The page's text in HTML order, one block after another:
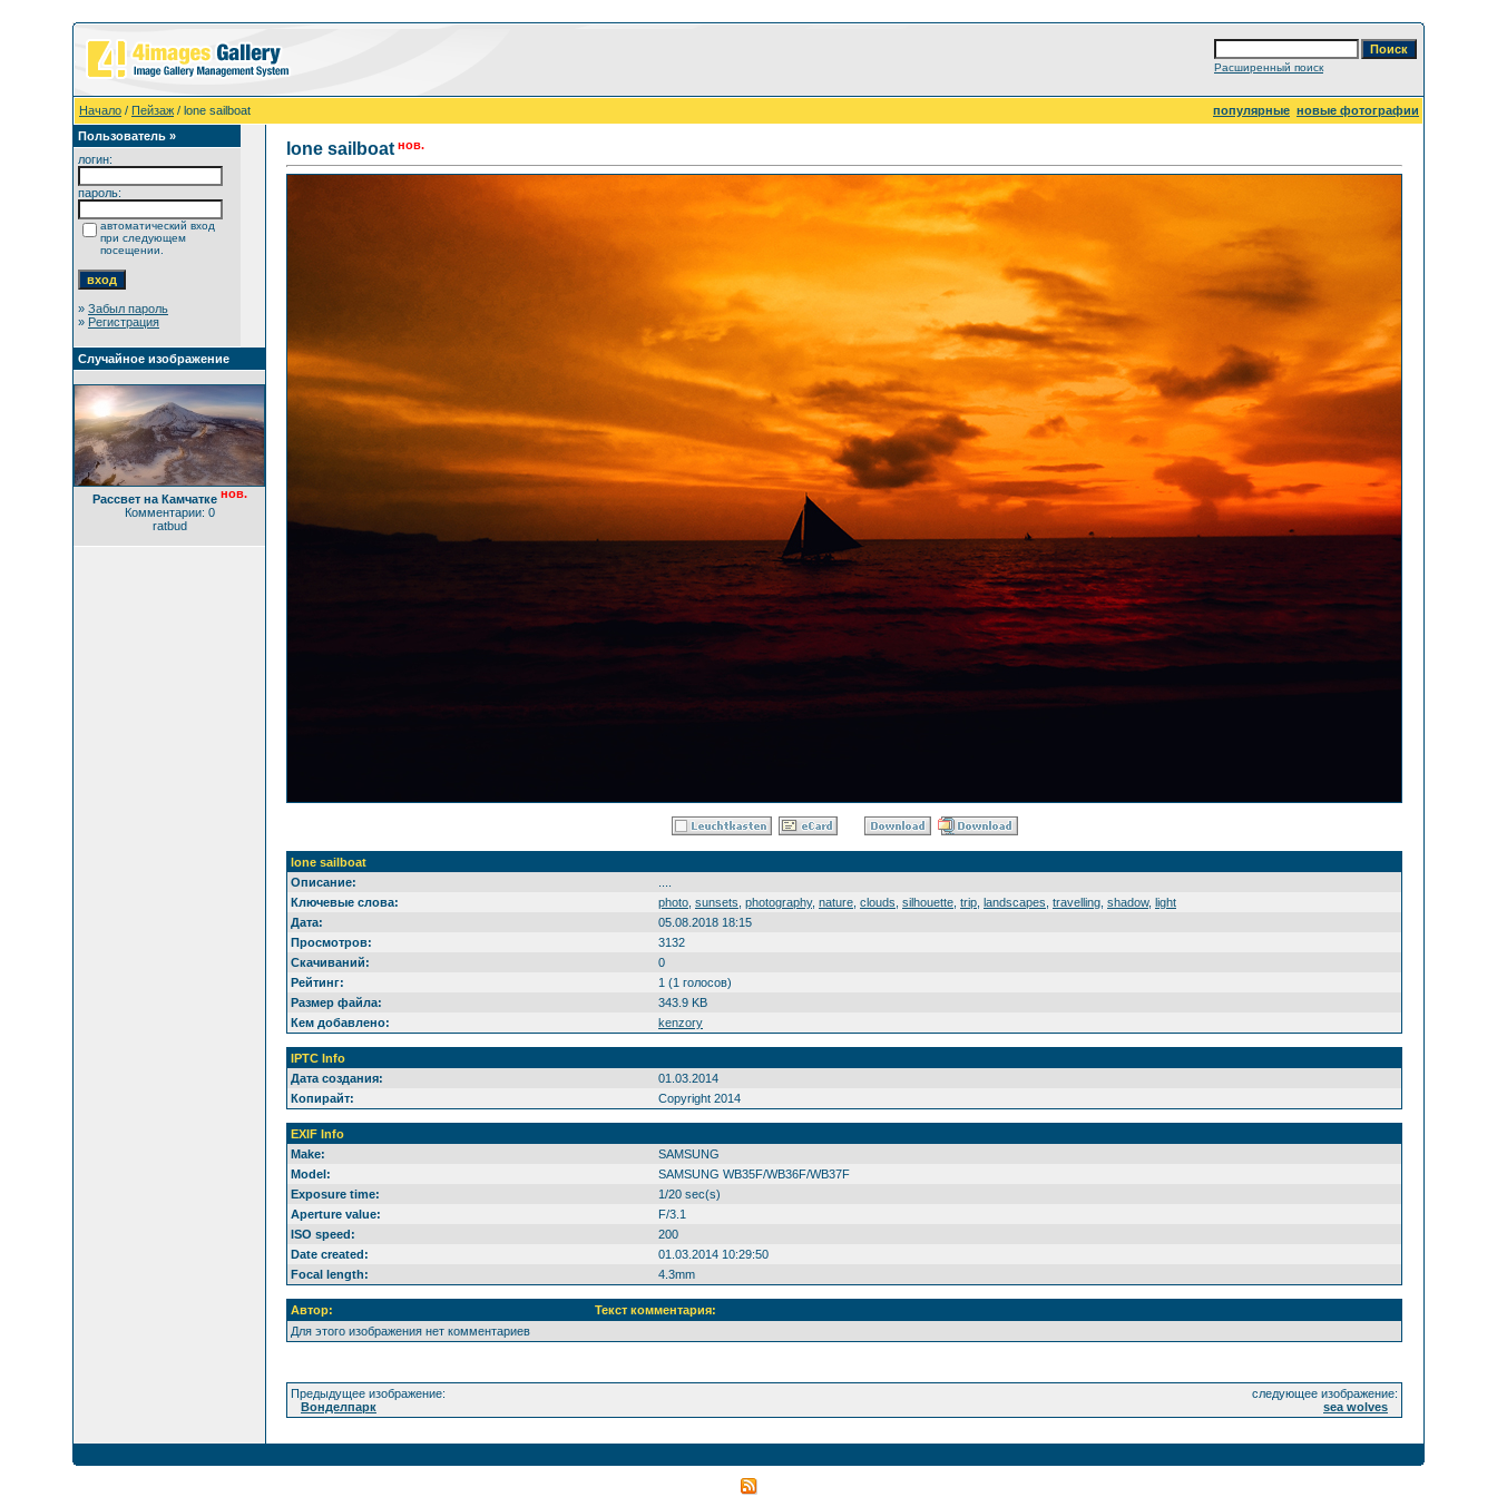
Расширенный поиск
Начало / Пейзаж / lone sailboat популярные новые фотографии
Пользователь »
логин:
пароль:
автоматический вход
при следующем
посещении.
» Забыл пароль
» Регистрация
Случайное изображение
Рассвет на Камчатке нов.
Комментарии: 0
ratbud
lone sailboat нов.
lone sailboat
Описание:
Ключевые слова:
photo sunsets photography, nature clouds silhouette trip landscapes travelling shadow, light
Дата:
05.08.2018 18:15
Просмотров:
3132
Скачиваний:
0
Рейтинг:
1 (1 голосов)
Размер файла:
343.9 KB
Кем добавлено:
kenzory
IPTC Info
Дата создания:
01.03.2014
Копирайт:
Copyright 2014
EXIF Info
Make:
SAMSUNG
Model:
SAMSUNG WB35F/WB36F/WB37F
Exposure time:
1/20 sec(s)
Aperture value:
F/3.1
ISO speed:
200
Date created:
01.03.2014 10:29:50
Focal length:
4.3mm
Автор:
Текст комментария:
Для этого изображения нет комментариев
Предыдущее изображение:
Вонделпарк
следующее изображение:
sea ​​wolves